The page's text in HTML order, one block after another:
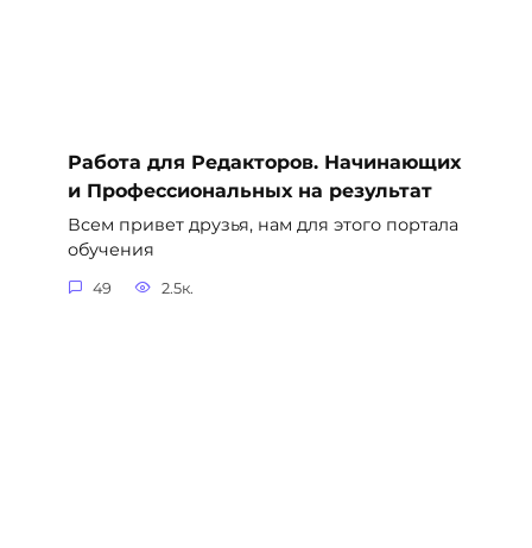
Работа для Редакторов. Начинающих
и Профессиональных на результат
Всем привет друзья, нам для этого портала
обучения
49 2.5к.